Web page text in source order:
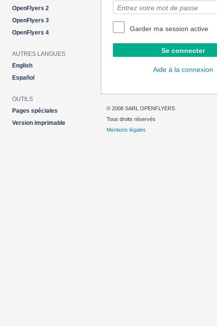
Garder ma session active
Aide à la connexion
OpenFlyers 2
OpenFlyers 3
OpenFlyers 4
AUTRES LANGUES
English
Español
OUTILS
Pages spéciales
Version imprimable
© 2008 SARL OPENFLYERS
Tous droits réservés
Mentions légales